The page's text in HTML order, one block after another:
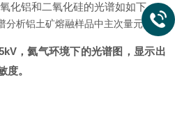
化铝和二氧化硅的光谱如如下：
，氦气环境下的光谱图，显示出
度。